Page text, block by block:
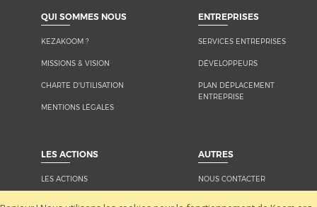
KEZAKOOM ?
MISSIONS & VISION
CHARTE D'UTILISATION
MENTIONS LÉGALES
SERVICES ENTREPRISES
DÉVELOPPEURS
PLAN DÉPLACEMENT
ENTREPRISE
LES ACTIONS NOUS CONTACTER